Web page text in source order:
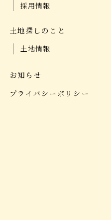
採用情報
土地探しのこと
土地情報
お知らせ
プライバシーポリシー